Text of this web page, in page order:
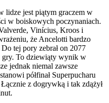
lidze jest piątym graczem w
w boiskowych poczynaniach.
Vinícius, Kroos i
że Ancelotti bardzo
tej pory zebrał on 2077
gry. To dziewiąty wynik w
jednak niemal zawsze
półfinał Superpucharu
z dogrywką i tak zdążył